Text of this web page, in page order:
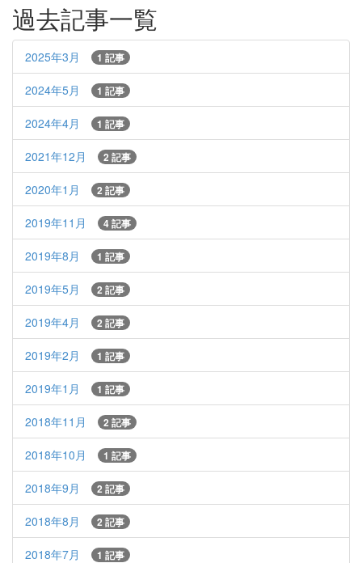
過去記事一覧
2025年3月 1 記事
2024年5月 1 記事
2024年4月 1 記事
2021年12月 2 記事
2020年1月 2 記事
2019年11月 4 記事
2019年8月 1 記事
2019年5月 2 記事
2019年4月 2 記事
2019年2月 1 記事
2019年1月 1 記事
2018年11月 2 記事
2018年10月 1 記事
2018年9月 2 記事
2018年8月 2 記事
2018年7月 1 記事